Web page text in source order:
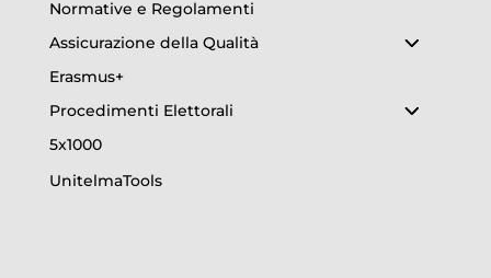
Normative e Regolamenti
Assicurazione della Qualità
Erasmus+
Procedimenti Elettorali
5x1000
UnitelmaTools